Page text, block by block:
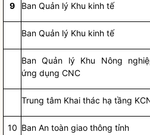
9 Ban Quản lý Khu kinh tế
Ban Quản lý Khu kinh tế
Ban Quản lý Khu Nông
ứng dụng CNC
Trung tâm Khai thác hạ tầng
10 Ban An toàn giao thông tỉnh